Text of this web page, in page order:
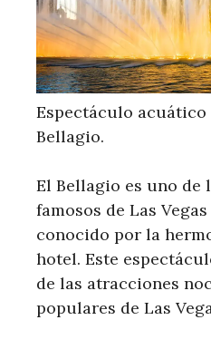
Espectáculo
Bellagio.
El Bellagio es uno de
famosos de Las
conocido por la
hotel. Este
de las atracciones
populares de Las